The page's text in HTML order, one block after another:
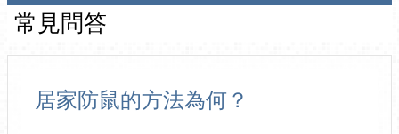
常見問答
居家防鼠的方法為何？